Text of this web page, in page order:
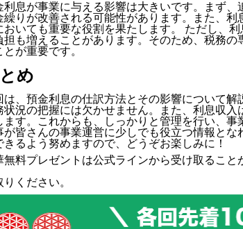
利息が事業に与える影響は大きいです。まず
繰りが改善される可能性があります。また、
おいても重要な役割を果たします。 ただし、
担も増えることがあります。そのため、税務
とが重要です。
め
は、預金利息の仕訳方法とその影響について
状況の把握には欠かせません。また、利息収
ます。これからも、しっかりと管理を行い、
が皆さんの事業運営に少しでも役立つ情報と
きるよう努めますので、どうぞお楽しみに！
無料プレゼントは公式ラインから受け取ること
りください。